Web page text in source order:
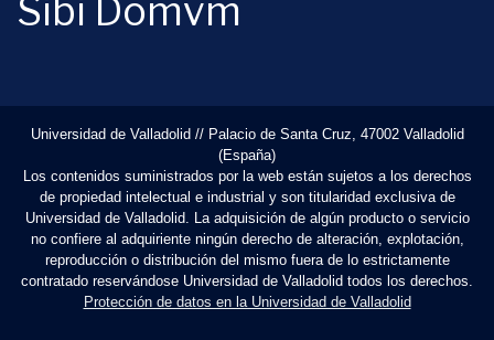
Sibi Domvm
Universidad de Valladolid // Palacio de Santa Cruz, 47002 Valladolid
(España)
Los contenidos suministrados por la web están sujetos a los derechos
de propiedad intelectual e industrial y son titularidad exclusiva de
Universidad de Valladolid. La adquisición de algún producto o servicio
no confiere al adquiriente ningún derecho de alteración, explotación,
reproducción o distribución del mismo fuera de lo estrictamente
contratado reservándose Universidad de Valladolid todos los derechos.
Protección de datos en la Universidad de Valladolid